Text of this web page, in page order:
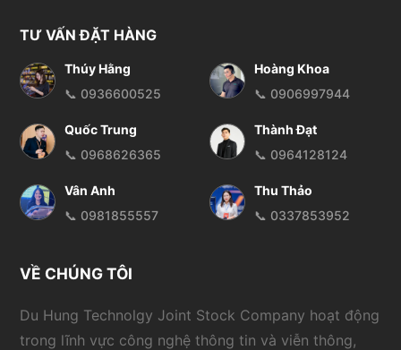
TƯ VẤN ĐẶT HÀNG
Thúy Hằng
📞 0936600525
Hoàng Khoa
📞 0906997944
Quốc Trung
📞 0968626365
Thành Đạt
📞 0964128124
Vân Anh
📞 0981855557
Thu Thảo
📞 0337853952
VỀ CHÚNG TÔI
Du Hung Technolgy Joint Stock Company hoạt động
trong lĩnh vực công nghệ thông tin và viễn thông,